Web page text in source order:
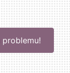
problemu!